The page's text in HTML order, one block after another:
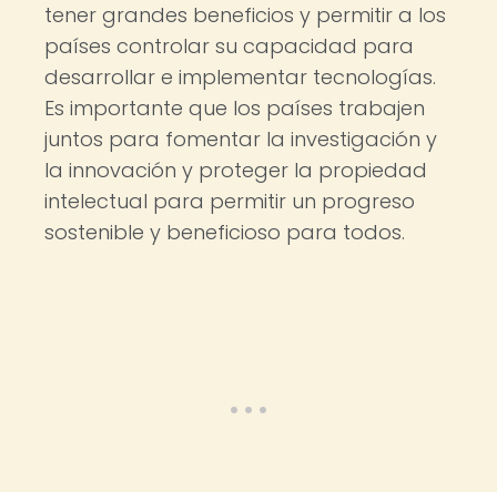
tener grandes beneficios y permitir a los
países controlar su capacidad para
desarrollar e implementar tecnologías.
Es importante que los países trabajen
juntos para fomentar la investigación y
la innovación y proteger la propiedad
intelectual para permitir un progreso
sostenible y beneficioso para todos.